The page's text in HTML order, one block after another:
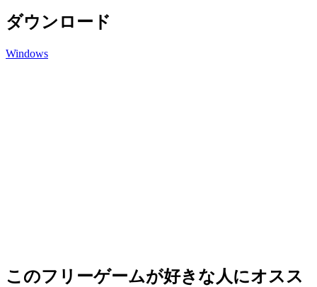
ダウンロード
Windows
このフリーゲームが好きな人にオスス